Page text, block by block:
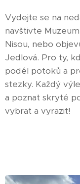
Vydejte se na
navštivte
Nisou, nebo
Jedlová. Pro ty,
podél potoků a
stezky. Každý
a poznat skryté
vybrat a vyrazit!